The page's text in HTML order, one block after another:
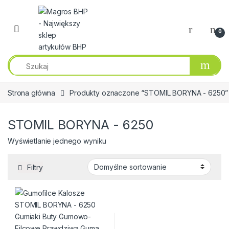
Przejdź do nawigacji
Przeskocz do treści
0
Strona główna Produkty oznaczone “STOMIL BORYNA - 6250”
STOMIL BORYNA - 6250
Wyświetlanie jednego wyniku
Filtry